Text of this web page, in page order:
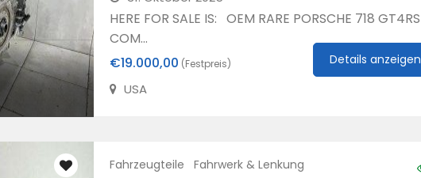
HERE FOR SALE IS: OEM RARE PORSCHE 718 GT4RS
COM...
€19.000,00 (Festpreis)
USA
Details anzeigen
Fahrzeugteile Fahrwerk & Lenkung